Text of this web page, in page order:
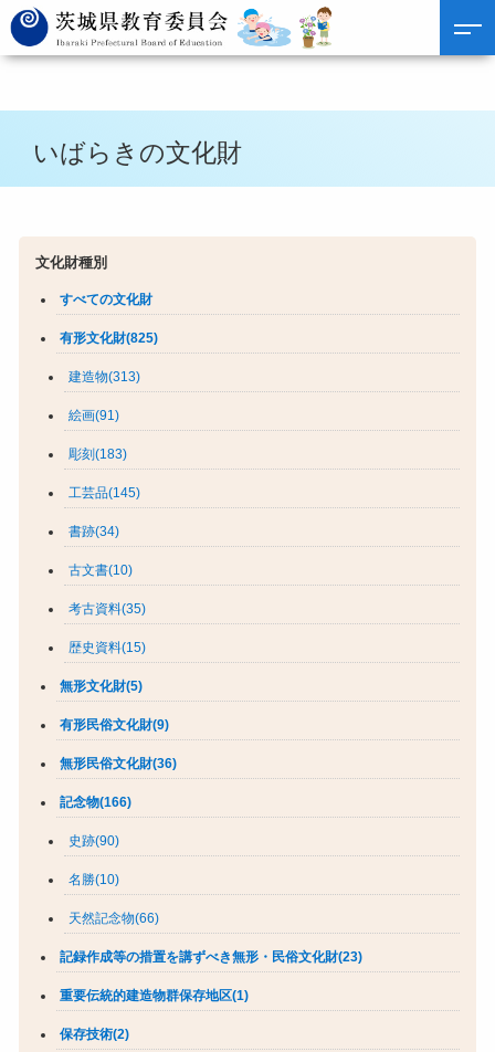
いばらきの文化財
文化財種別
すべての文化財
有形文化財(825)
建造物(313)
絵画(91)
彫刻(183)
工芸品(145)
書跡(34)
古文書(10)
考古資料(35)
歴史資料(15)
無形文化財(5)
有形民俗文化財(9)
無形民俗文化財(36)
記念物(166)
史跡(90)
名勝(10)
天然記念物(66)
記録作成等の措置を講ずべき無形・民俗文化財(23)
重要伝統的建造物群保存地区(1)
保存技術(2)